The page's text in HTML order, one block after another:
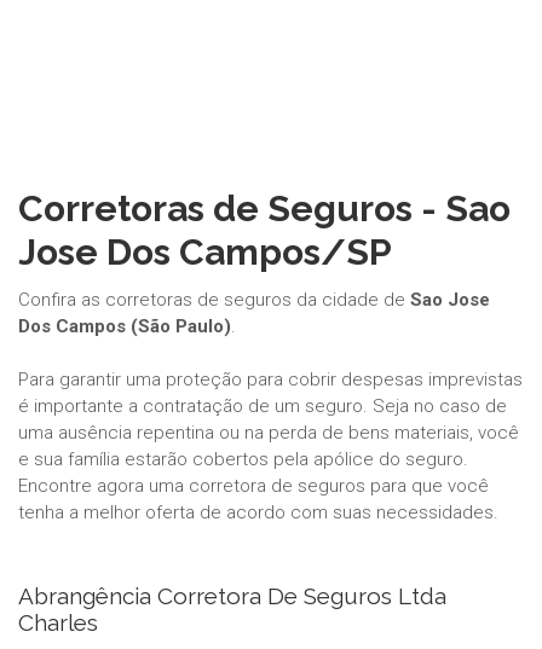
Corretoras de Seguros - Sao
Jose Dos Campos/SP
Confira as corretoras de seguros da cidade de Sao Jose
Dos Campos (São Paulo).
Para garantir uma proteção para cobrir despesas imprevistas
é importante a contratação de um seguro. Seja no caso de
uma ausência repentina ou na perda de bens materiais, você
e sua família estarão cobertos pela apólice do seguro.
Encontre agora uma corretora de seguros para que você
tenha a melhor oferta de acordo com suas necessidades.
Abrangência Corretora De Seguros Ltda
Charles